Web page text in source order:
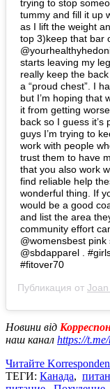
trying to stop
tummy and fill it up
as I lift the weight
top 3)keep that bar
starts leaving my
really keep the
a “proud chest”. I
but I’m hoping that
it from getting
back so I guess it’s
guys I’m trying to
work with people
trust them to have
that you also work
find reliable help
wonderful thing. If
would be a good
and list the area
community effort
@womensbest
@sbdapparel .
#fitover70
Публикация от
Новини від
наш канал https://
Читайте
ТЕГИ: Канада,